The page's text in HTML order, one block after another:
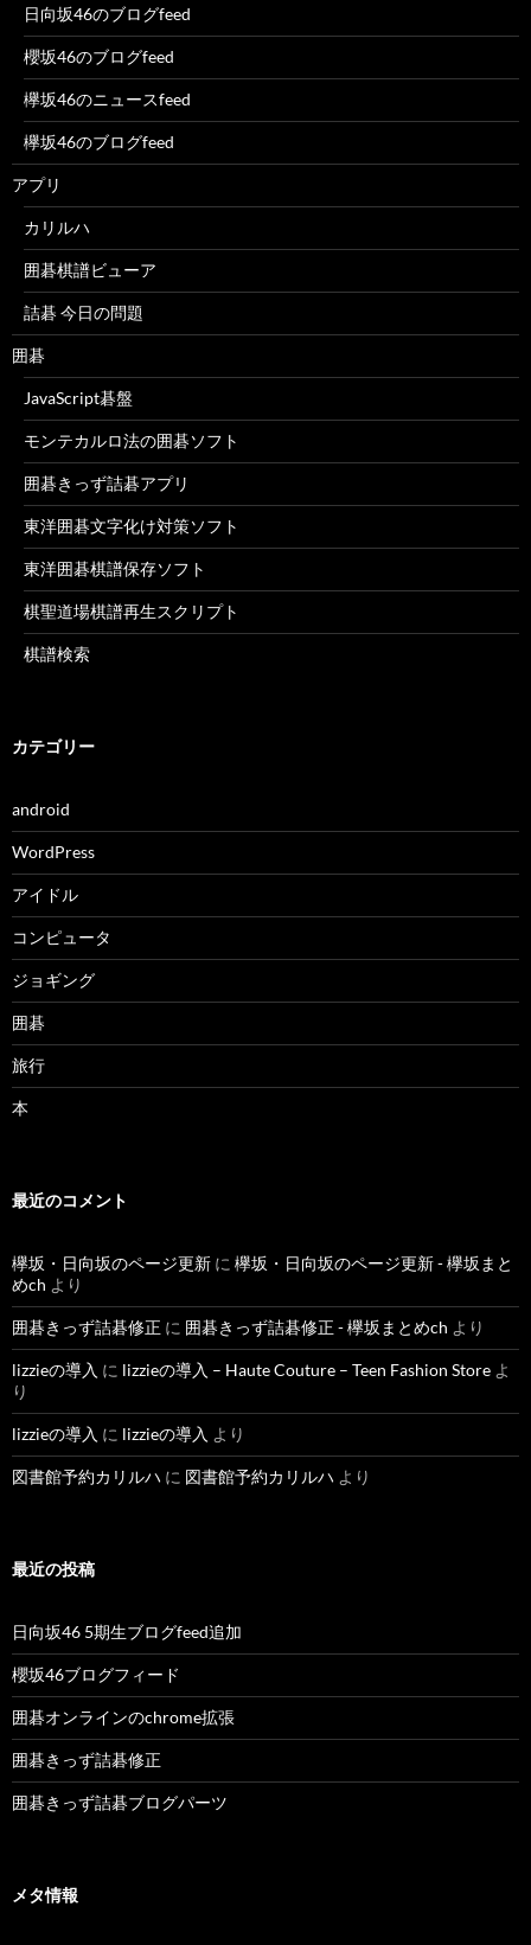
日向坂46のブログfeed
櫻坂46のブログfeed
欅坂46のニュースfeed
欅坂46のブログfeed
アプリ
カリルハ
囲碁棋譜ビューア
詰碁 今日の問題
囲碁
JavaScript碁盤
モンテカルロ法の囲碁ソフト
囲碁きっず詰碁アプリ
東洋囲碁文字化け対策ソフト
東洋囲碁棋譜保存ソフト
棋聖道場棋譜再生スクリプト
棋譜検索
カテゴリー
android
WordPress
アイドル
コンピュータ
ジョギング
囲碁
旅行
本
最近のコメント
欅坂・日向坂のページ更新 に 欅坂・日向坂のページ更新 - 欅坂まと
めch より
囲碁きっず詰碁修正 に 囲碁きっず詰碁修正 - 欅坂まとめch より
lizzieの導入 に lizzieの導入 – Haute Couture – Teen Fashion Store よ
り
lizzieの導入 に lizzieの導入 より
図書館予約カリルハ に 図書館予約カリルハ より
最近の投稿
日向坂46 5期生ブログfeed追加
櫻坂46ブログフィード
囲碁オンラインのchrome拡張
囲碁きっず詰碁修正
囲碁きっず詰碁ブログパーツ
メタ情報